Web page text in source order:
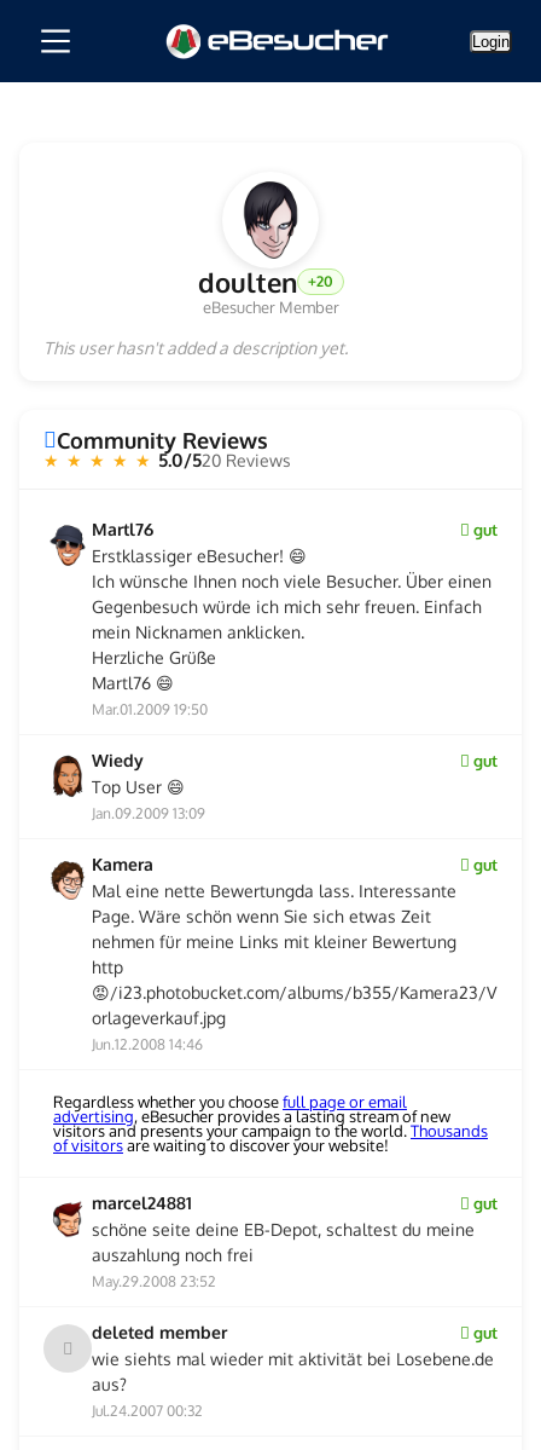
Login
doulten +20
eBesucher Member
This user hasn't added a description yet.
Community Reviews
★ ★ ★ ★ ★ 5.0/520 Reviews
Martl76 gut
Erstklassiger eBesucher! 😄
Ich wünsche Ihnen noch viele Besucher. Über einen
Gegenbesuch würde ich mich sehr freuen. Einfach
mein Nicknamen anklicken.
Herzliche Grüße
Martl76 😄
Mar.01.2009 19:50
Wiedy gut
Top User 😄
Jan.09.2009 13:09
Kamera gut
Mal eine nette Bewertungda lass. Interessante
Page. Wäre schön wenn Sie sich etwas Zeit
nehmen für meine Links mit kleiner Bewertung
http
😡/i23.photobucket.com/albums/b355/Kamera23/V
orlageverkauf.jpg
Jun.12.2008 14:46
Regardless whether you choosefull page or email
advertising, eBesucher provides a lasting stream of new
visitors and presents your campaign to the world.Thousands
of visitorsare waiting to discover your website!
marcel24881 gut
schöne seite deine EB-Depot, schaltest du meine
auszahlung noch frei
May.29.2008 23:52
deleted member gut
wie siehts mal wieder mit aktivität bei Losebene.de
aus?
Jul.24.2007 00:32